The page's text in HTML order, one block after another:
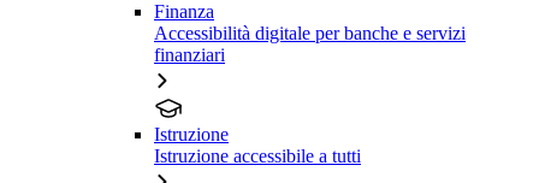
Finanza
Accessibilità digitale per banche e servizi
finanziari
Istruzione
Istruzione accessibile a tutti